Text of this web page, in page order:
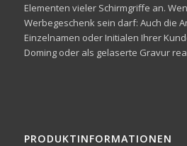
Elementen vieler Schirmgriffe an.
Werbegeschenk sein darf: Auch die
Einzelnamen oder Initialen Ihrer
Doming oder als gelaserte Gravur
PRODUKTINFORMATIONEN